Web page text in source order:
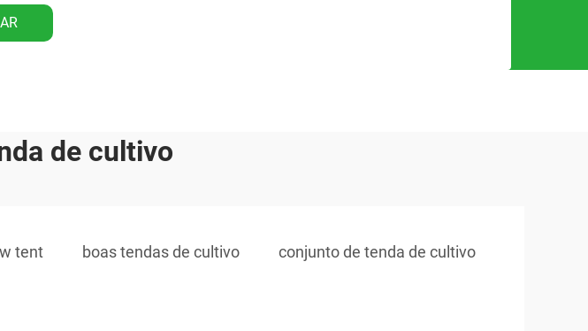
de cultivo
tent boas tendas de cultivo conjunto de tenda de cultivo